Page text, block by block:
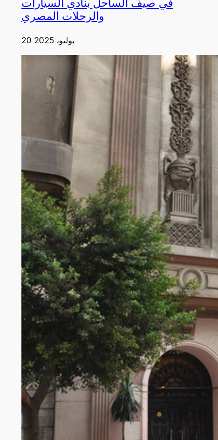
في صيف الساحل بنادي السيارات
والرحلات المصري
20 يوليو، 2025